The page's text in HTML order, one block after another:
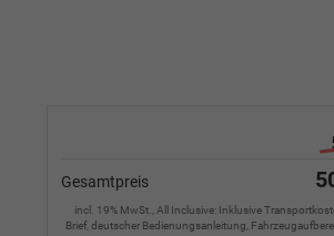
Gesamtpreis
incl. 19% MwSt., All Inclusive: Inklusive
Brief, deutscher Bedienungsanleitung,